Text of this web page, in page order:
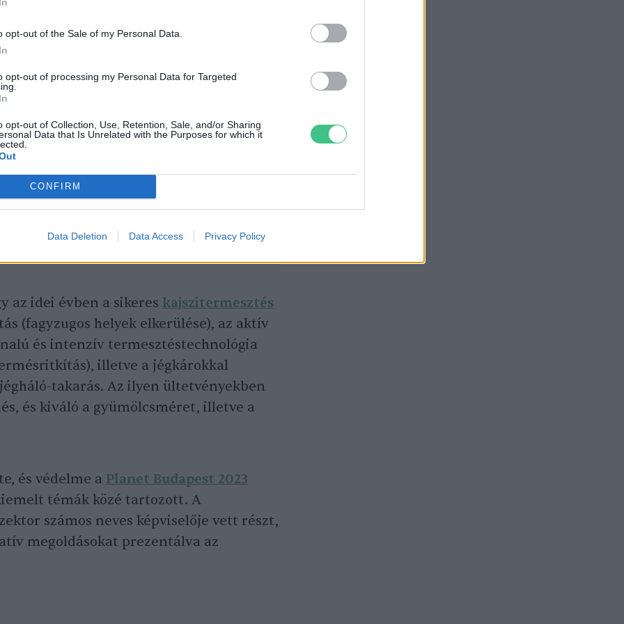
opt-out of the Sale of my Personal Data.
opt-out of processing my Personal Data for Targeted
opt-out of Collection, Use, Retention, Sale, and/or Sharing
Data that Is Unrelated with the Purposes for which it
CONFIRM
Data Deletion Data Access Privacy Policy
(csapadék- és hőmérsékleti
szerepe van még annak is, hogy lesz-e
terméshullás a március-áprilisi
– Értékmegőrzés őshonos
az idei évben a sikeres kajszitermesztés
(fagyzugos helyek elkerülése), az aktív
és intenzív termesztéstechnológia
illetve a jégkárokkal
takarás. Az ilyen ültetvényekben
és kiváló a gyümölcsméret, illetve a
és védelme a Planet Budapest 2023
témák közé tartozott. A
számos neves képviselője vett részt,
megoldásokat prezentálva az